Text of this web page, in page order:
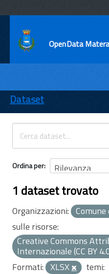
OpenData
ENTI
TEMI
INFORMAZIONI
Dataset
Ordina per
1 dataset trovato
Organizzazioni:
sulle risorse:
Creative Commons
Internazionale (CC BY
Formati: XLSX
temi: